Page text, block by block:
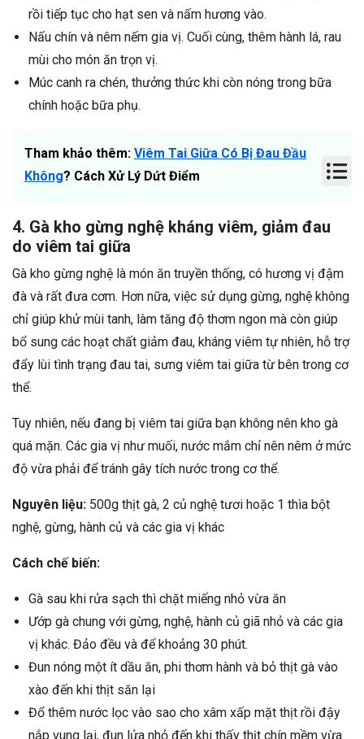
rồi tiếp tục cho hạt sen và nấm hương vào.
Nấu chín và nêm nếm gia vị. Cuối cùng, thêm hành lá, rau
mùi cho món ăn trọn vị.
Múc canh ra chén, thưởng thức khi còn nóng trong bữa
chính hoặc bữa phụ.
Tham khảo thêm: Viêm Tai Giữa Có Bị Đau Đầu
Không? Cách Xử Lý Dứt Điểm
4. Gà kho gừng nghệ kháng viêm, giảm đau
do viêm tai giữa
Gà kho gừng nghệ là món ăn truyền thống, có hương vị đậm
đà và rất đưa cơm. Hơn nữa, việc sử dụng gừng, nghệ không
chỉ giúp khử mùi tanh, làm tăng độ thơm ngon mà còn giúp
bổ sung các hoạt chất giảm đau, kháng viêm tự nhiên, hỗ trợ
đẩy lùi tình trạng đau tai, sưng viêm tai giữa từ bên trong cơ
thể.
Tuy nhiên, nếu đang bị viêm tai giữa bạn không nên kho gà
quá mặn. Các gia vị như muối, nước mắm chỉ nên nêm ở mức
độ vừa phải để tránh gây tích nước trong cơ thể.
Nguyên liệu: 500g thịt gà, 2 củ nghệ tươi hoặc 1 thìa bột
nghệ, gừng, hành củ và các gia vị khác
Cách chế biến:
Gà sau khi rửa sạch thì chặt miếng nhỏ vừa ăn
Ướp gà chung với gừng, nghệ, hành củ giã nhỏ và các gia
vị khác. Đảo đều và để khoảng 30 phút.
Đun nóng một ít dầu ăn, phi thơm hành và bỏ thịt gà vào
xào đến khi thịt săn lại
Đổ thêm nước lọc vào sao cho xâm xấp mặt thịt rồi đậy
nắp vung lại, đun lửa nhỏ đến khi thấy thịt chín mềm vừa